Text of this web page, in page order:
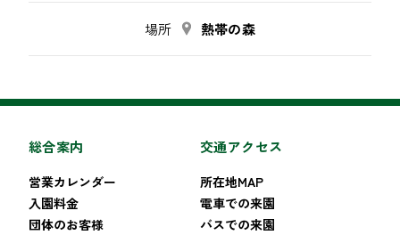
場所 熱帯の森
総合案内
営業カレンダー
入園料金
団体のお客様
交通アクセス
所在地MAP
電車での来園
バスでの来園